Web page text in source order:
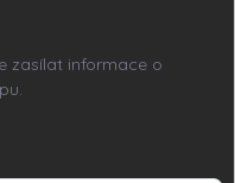
zasílat informace o